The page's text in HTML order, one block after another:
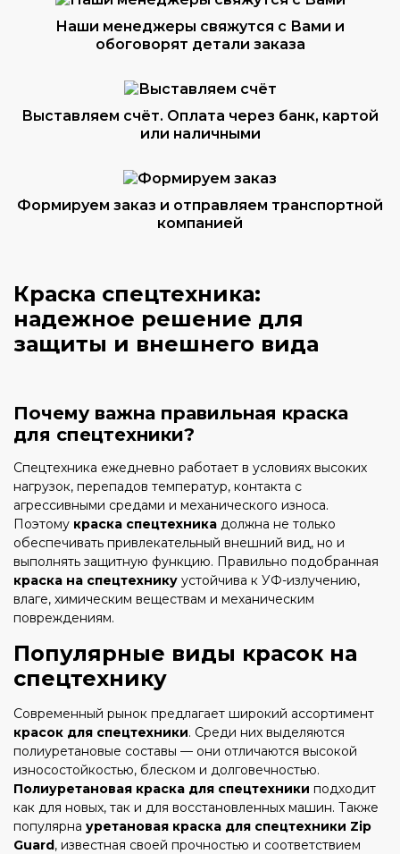
Наши менеджеры свяжутся с Вами и
обоговорят детали заказа
Выставляем счёт. Оплата через банк, картой
или наличными
Формируем заказ и отправляем транспортной
компанией
Краска спецтехника:
надежное решение для
защиты и внешнего вида
Почему важна правильная краска
для спецтехники?
Спецтехника ежедневно работает в условиях высоких
нагрузок, перепадов температур, контакта с
агрессивными средами и механического износа.
Поэтому краска спецтехника должна не только
обеспечивать привлекательный внешний вид, но и
выполнять защитную функцию. Правильно подобранная
краска на спецтехнику устойчива к УФ-излучению,
влаге, химическим веществам и механическим
повреждениям.
Популярные виды красок на
спецтехнику
Современный рынок предлагает широкий ассортимент
красок для спецтехники. Среди них выделяются
полиуретановые составы — они отличаются высокой
износостойкостью, блеском и долговечностью.
Полиуретановая краска для спецтехники подходит
как для новых, так и для восстановленных машин. Также
популярна уретановая краска для спецтехники Zip
Guard, известная своей прочностью и соответствием